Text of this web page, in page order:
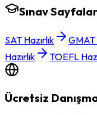
Sınav
SAT Hazırlık GMAT
Hazırlık
TOEFL
Ücretsiz